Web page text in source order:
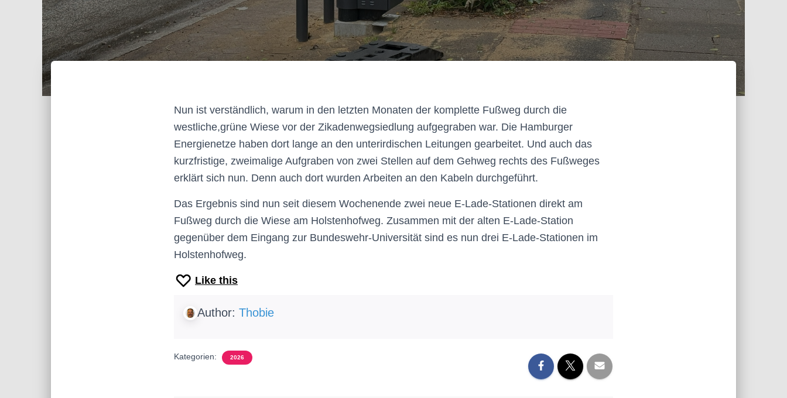
Nun ist verständlich, warum in den letzten Monaten der komplette Fußweg durch die
westliche,grüne Wiese vor der Zikadenwegsiedlung aufgegraben war. Die Hamburger
Energienetze haben dort lange an den unterirdischen Leitungen gearbeitet. Und auch das
kurzfristige, zweimalige Aufgraben von zwei Stellen auf dem Gehweg rechts des Fußweges
erklärt sich nun. Denn auch dort wurden Arbeiten an den Kabeln durchgeführt.
Das Ergebnis sind nun seit diesem Wochenende zwei neue E-Lade-Stationen direkt am
Fußweg durch die Wiese am Holstenhofweg. Zusammen mit der alten E-Lade-Station
gegenüber dem Eingang zur Bundeswehr-Universität sind es nun drei E-Lade-Stationen im
Holstenhofweg.
Like this
Author: Thobie
Kategorien: 2026